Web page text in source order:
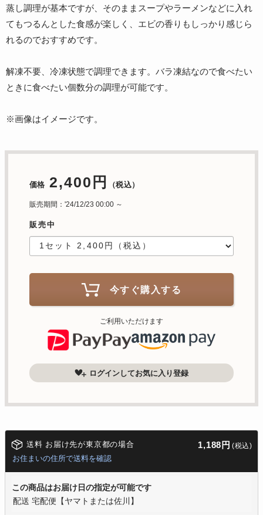
蒸し調理が基本ですが、そのままスープやラーメンなどに入れ
てもつるんとした食感が楽しく、エビの香りもしっかり感じら
れるのでおすすめです。
解凍不要、冷凍状態で調理できます。バラ凍結なので食べたい
ときに食べたい個数分の調理が可能です。
※画像はイメージです。
価格 2,400円 （税込）
販売期間：'24/12/23 00:00 ～
販売中
今すぐ購入する
ご利用いただけます
ログインしてお気に入り登録
送料 お届け先が東京都の場合 1,188円 (税込)
お住まいの住所で送料を確認
この商品はお届け日の指定が可能です
配送 宅配便【ヤマトまたは佐川】